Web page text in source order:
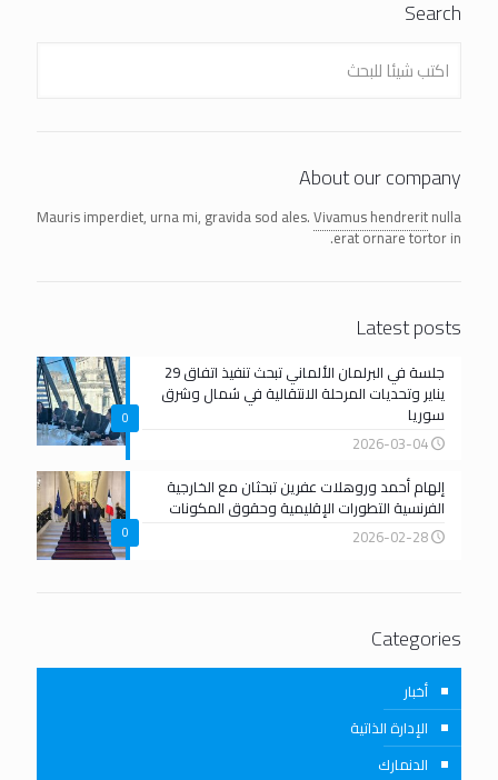
Search
About our company
Mauris imperdiet, urna mi, gravida sod ales.Vivamus hendreritnulla
erat ornare tortor in.
Latest posts
0
جلسة في البرلمان الألماني تبحث تنفيذ اتفاق 29
يناير وتحديات المرحلة الانتقالية في شمال وشرق
سوريا
2026-03-04
0
إلهام أحمد وروهلات عفرين تبحثان مع الخارجية
الفرنسية التطورات الإقليمية وحقوق المكونات
2026-02-28
Categories
أخبار
الإدارة الذاتية
الدنمارك